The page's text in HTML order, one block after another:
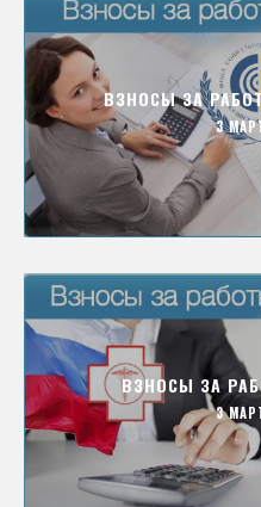
ВЗНОСЫ ЗА
3
ВЗНОСЫ ЗА
3